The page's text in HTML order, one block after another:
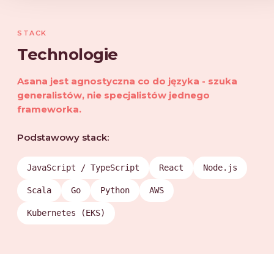
STACK
Technologie
Asana jest agnostyczna co do języka - szuka
generalistów, nie specjalistów jednego
frameworka.
Podstawowy stack:
JavaScript / TypeScript React Node.js
Scala Go Python AWS
Kubernetes (EKS)